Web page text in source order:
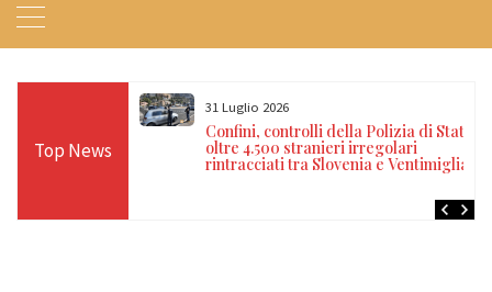
Top News
e memoria
31 Luglio 2026
Confini, controlli della Polizia di Stato:
oltre 4.500 stranieri irregolari
rintracciati tra Slovenia e Ventimiglia